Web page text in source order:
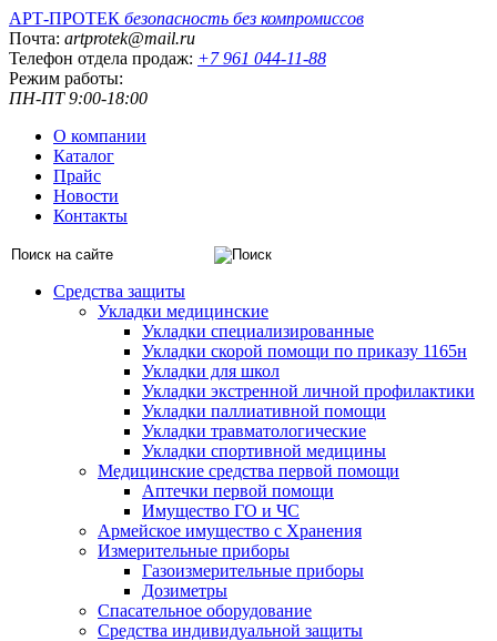
АРТ-ПРОТЕК безопасность без компромиссов
Почта: artprotek@mail.ru
Телефон отдела продаж: +7 961 044-11-88
Режим работы:
ПН-ПТ 9:00-18:00
О компании
Каталог
Прайс
Новости
Контакты
Средства защиты
Укладки медицинские
Укладки специализированные
Укладки скорой помощи по приказу 1165н
Укладки для школ
Укладки экстренной личной профилактики
Укладки паллиативной помощи
Укладки травматологические
Укладки спортивной медицины
Медицинские средства первой помощи
Аптечки первой помощи
Имущество ГО и ЧС
Армейское имущество с Хранения
Измерительные приборы
Газоизмерительные приборы
Дозиметры
Спасательное оборудование
Средства индивидуальной защиты